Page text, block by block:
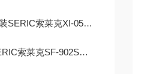
索莱克XI-05A1V2-L紧凑型太阳模拟器
莱克SF-902S小型人工太阳照明灯